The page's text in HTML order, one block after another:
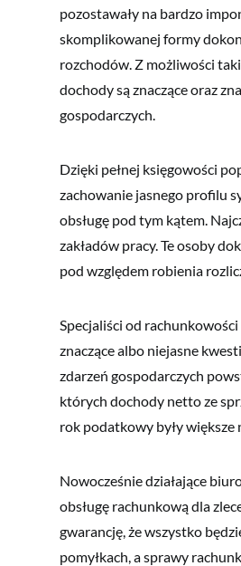
pozostawały na bardzo
skomplikowanej formy
rozchodów. Z możliwości
dochody są znaczące oraz
gospodarczych.
Dzięki pełnej księgowości
zachowanie jasnego profilu
obsługę pod tym kątem.
zakładów pracy. Te osoby
pod względem robienia
Specjaliści od
znaczące albo niejasne
zdarzeń gospodarczych
których dochody netto ze
rok podatkowy były
Nowocześnie działające
obsługę rachunkową dla
gwarancję, że wszystko
pomyłkach, a sprawy